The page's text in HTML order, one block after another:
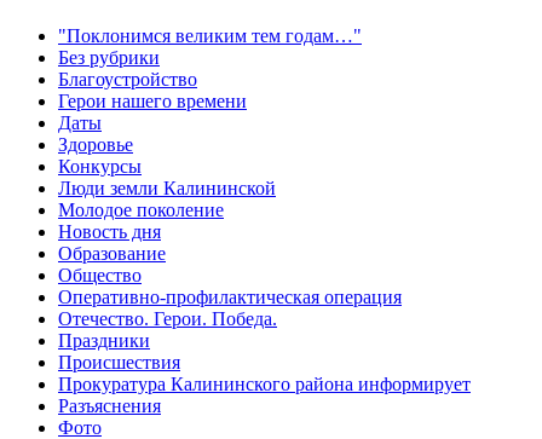
"Поклонимся великим тем годам…"
Без рубрики
Благоустройство
Герои нашего времени
Даты
Здоровье
Конкурсы
Люди земли Калининской
Молодое поколение
Новость дня
Образование
Общество
Оперативно-профилактическая операция
Отечество. Герои. Победа.
Праздники
Происшествия
Прокуратура Калининского района информирует
Разъяснения
Фото